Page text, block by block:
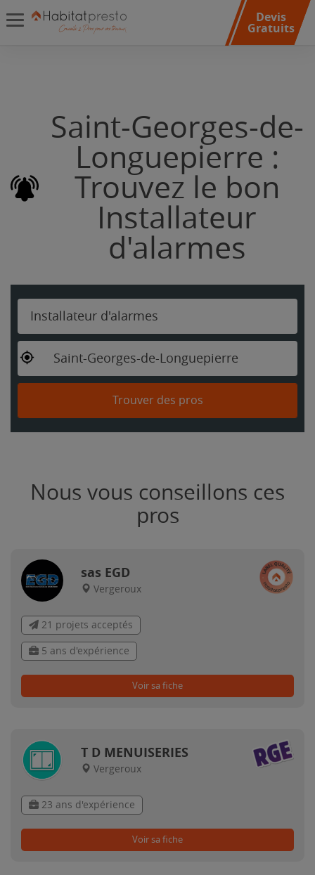
Devis
Gratuits
Saint-Georges-de-
Longuepierre :
Trouvez le bon
Installateur
d'alarmes
Installateur d'alarmes
Saint-Georges-de-Longuepierre
Trouver des pros
Nous vous conseillons ces
pros
sas EGD
Vergeroux
21 projets acceptés
5 ans d'expérience
Voir sa fiche
T D MENUISERIES
Vergeroux
23 ans d'expérience
Voir sa fiche